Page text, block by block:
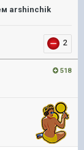
arshinchik
2
518